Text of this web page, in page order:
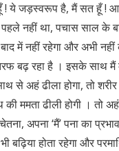
! ये जड़स्वरूप है, मैं सत हूँ !
नहीं था, पचास साल के
में नहीं रहेगा और अभी
बढ़ रहा है । इसके साथ
से अहं ढीला होगा, तो
ममता ढीली होगी । तो
अपना ‘मैं’ पना का
बढ़िया होता रहेगा और